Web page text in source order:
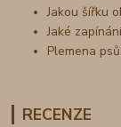
Jakou šířku
Jaké
Plemena psů
RECENZE